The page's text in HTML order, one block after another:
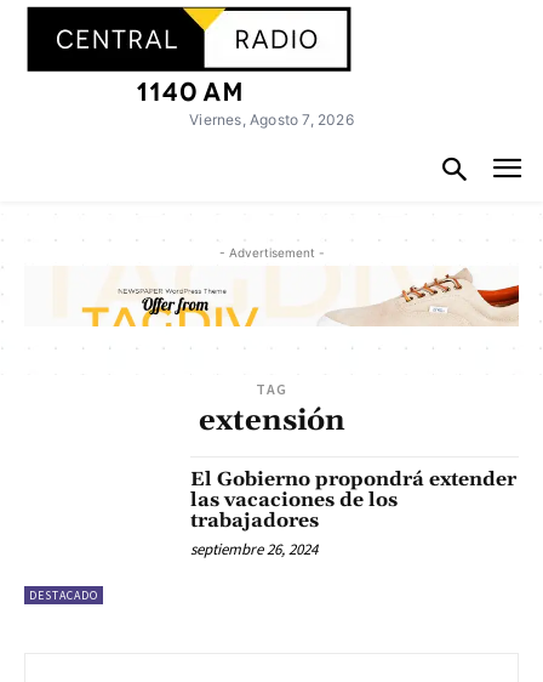
Viernes, Agosto 7, 2026
- Advertisement -
TAG
extensión
DESTACADO
El Gobierno propondrá extender
las vacaciones de los
trabajadores
septiembre 26, 2024